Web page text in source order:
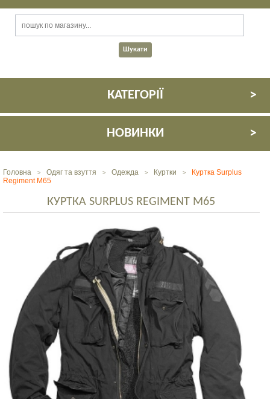
КАТЕГОРІЇ
НОВИНКИ
Головна > Одяг та взуття > Одежда > Куртки >
Куртка Surplus
Regiment M65
КУРТКА SURPLUS REGIMENT M65